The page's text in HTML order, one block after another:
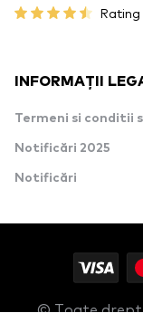
Rating
INFORMAȚII
Termeni si conditii
Notificări 2025
Notificări
© Toate